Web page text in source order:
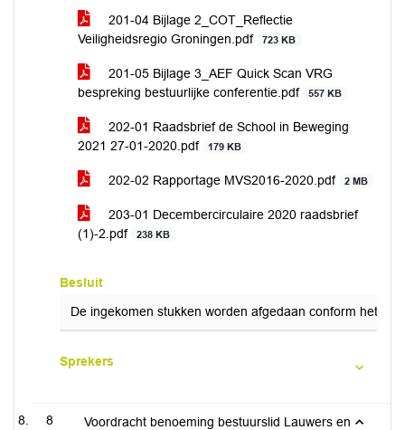
201-04 Bijlage 2_COT_Reflectie
Veiligheidsregio Groningen.pdf
723 KB
201-05 Bijlage 3_AEF Quick Scan VRG
bespreking bestuurlijke conferentie.pdf
557 KB
202-01 Raadsbrief de School in Beweging
2021 27-01-2020.pdf
179 KB
202-02 Rapportage MVS2016-2020.pdf 2 MB
203-01 Decembercirculaire 2020 raadsbrief
(1)-2.pdf
238 KB
Besluit
De ingekomen stukken worden afgedaan conform het
Sprekers
8
Voordracht benoeming bestuurslid Lauwers en